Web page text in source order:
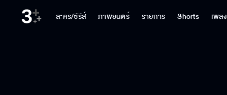
ละคร/ซีรีส์ ภาพยนตร์ รายการ Shorts เพลง